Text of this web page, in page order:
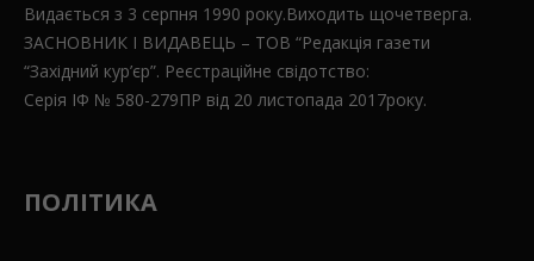
Видається з 3 серпня 1990 року.Виходить щочетверга.
ЗАСНОВНИК І ВИДАВЕЦЬ – ТОВ “Редакція газети
“Західний кур’єр”. Реєстраційне свідотство:
Серія ІФ № 580-279ПР від 20 листопада 2017року.
ПОЛІТИКА